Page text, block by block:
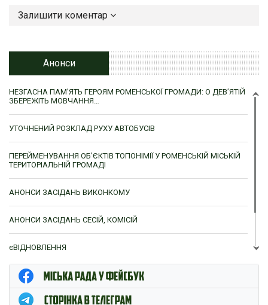
Залишити коментар
Анонси
НЕЗГАСНА ПАМ’ЯТЬ ГЕРОЯМ РОМЕНСЬКОЇ ГРОМАДИ: О ДЕВ’ЯТІЙ
ЗБЕРЕЖІТЬ МОВЧАННЯ…
УТОЧНЕНИЙ РОЗКЛАД РУХУ АВТОБУСІВ
ПЕРЕЙМЕНУВАННЯ ОБ’ЄКТІВ ТОПОНІМІЇ У РОМЕНСЬКІЙ МІСЬКІЙ
ТЕРИТОРІАЛЬНІЙ ГРОМАДІ
АНОНСИ ЗАСІДАНЬ ВИКОНКОМУ
АНОНСИ ЗАСІДАНЬ СЕСІЙ, КОМІСІЙ
єВІДНОВЛЕННЯ
ЦНАП м. Ромни